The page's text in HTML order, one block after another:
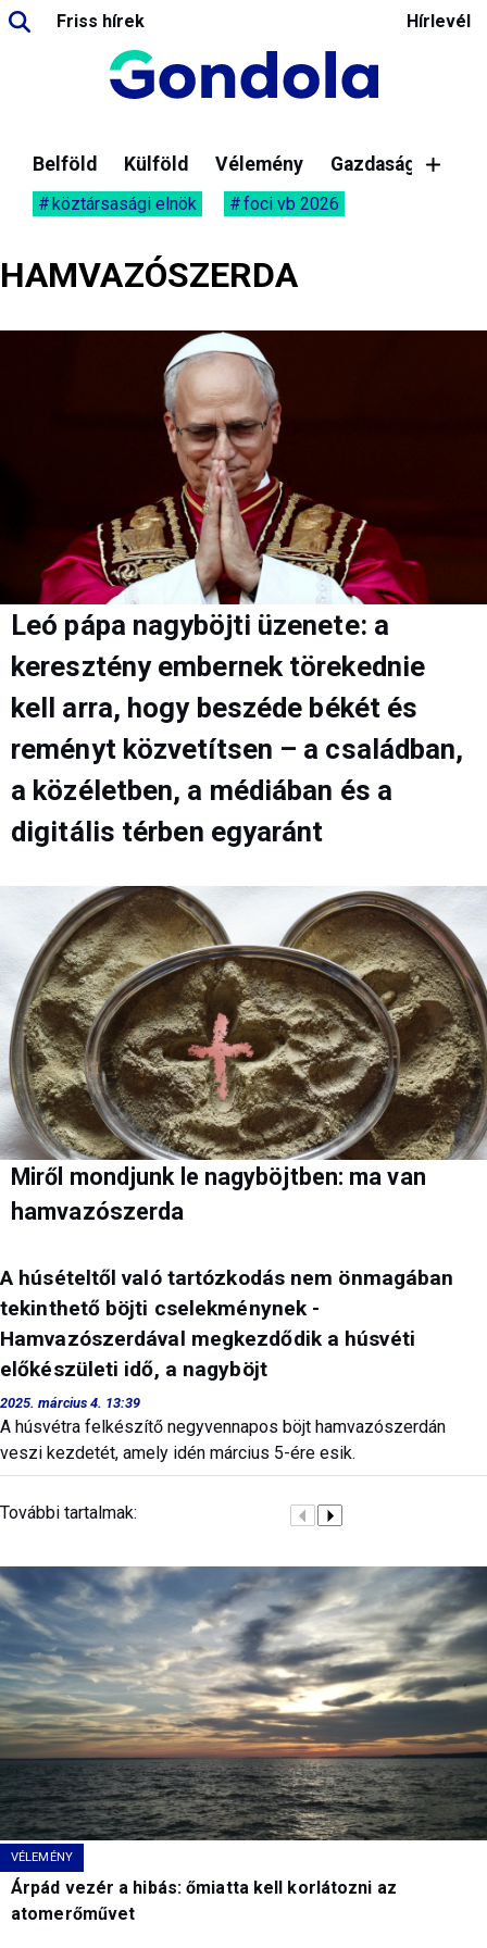
Friss hírek Hírlevél
Belföld Külföld Vélemény Gazdaság
köztársasági elnök foci vb 2026
HAMVAZÓSZERDA
Leó pápa nagyböjti üzenete: a
keresztény embernek törekednie
kell arra, hogy beszéde békét és
reményt közvetítsen – a családban,
a közéletben, a médiában és a
digitális térben egyaránt
Miről mondjunk le nagyböjtben: ma van
hamvazószerda
A húsételtől való tartózkodás nem önmagában
tekinthető böjti cselekménynek -
Hamvazószerdával megkezdődik a húsvéti
előkészületi idő, a nagyböjt
2025. március 4. 13:39
A húsvétra felkészítő negyvennapos böjt hamvazószerdán
veszi kezdetét, amely idén március 5-ére esik.
További tartalmak:
VÉLEMÉNY
Árpád vezér a hibás: őmiatta kell korlátozni az
atomerőművet